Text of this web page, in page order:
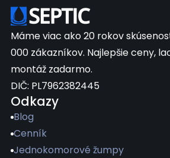
Máme viac ako 20 rokov
000 zákazníkov. Najlepšie ceny,
montáž zadarmo.
DIČ: PL7962382445
Odkazy
Blog
Cenník
Jednokomorové žumpy